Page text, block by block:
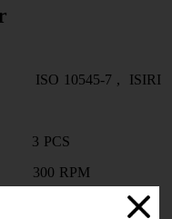
10545-7 , ISIRI
PCS
RPM